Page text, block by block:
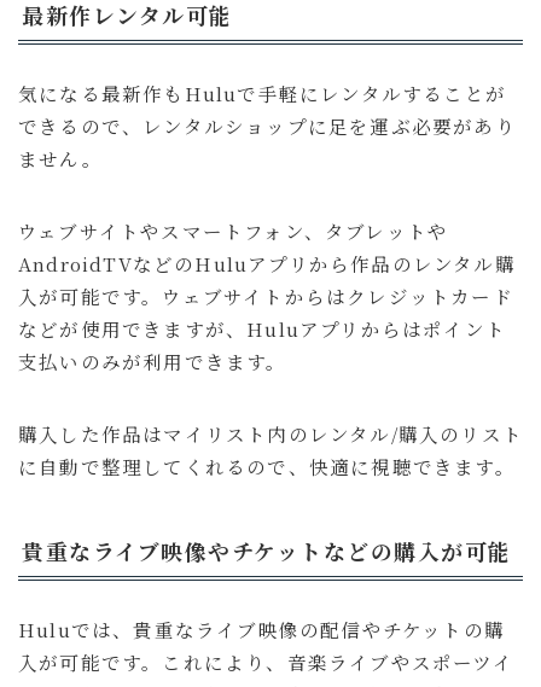
最新作レンタル可能
気になる最新作もHuluで手軽にレンタルすることが
できるので、レンタルショップに足を運ぶ必要があり
ません。
ウェブサイトやスマートフォン、タブレットや
AndroidTVなどのHuluアプリから作品のレンタル購
入が可能です。ウェブサイトからはクレジットカード
などが使用できますが、Huluアプリからはポイント
支払いのみが利用できます。
購入した作品はマイリスト内のレンタル/購入のリスト
に自動で整理してくれるので、快適に視聴できます。
貴重なライブ映像やチケットなどの購入が可能
Huluでは、貴重なライブ映像の配信やチケットの購
入が可能です。これにより、音楽ライブやスポーツイ